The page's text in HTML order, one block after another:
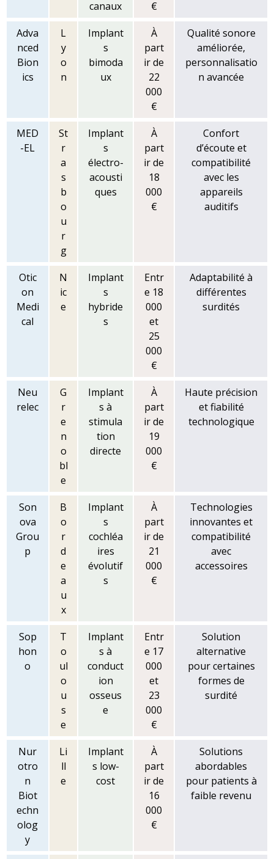
canaux
€
Adva
nced
Bion
ics
L
y
o
n
Implant
s
bimoda
ux
À
part
ir de
22
000
€
Qualité sonore
améliorée,
personnalisatio
n avancée
MED
-EL
St
r
a
s
b
o
u
r
g
Implant
s
électro-
acousti
ques
À
part
ir de
18
000
€
Confort
d’écoute et
compatibilité
avec les
appareils
auditifs
Otic
on
Medi
cal
N
ic
e
Implant
s
hybride
s
Entr
e 18
000
et
25
000
€
Adaptabilité à
différentes
surdités
Neu
relec
G
r
e
n
o
bl
e
Implant
s à
stimula
tion
directe
À
part
ir de
19
000
€
Haute précision
et fiabilité
technologique
Son
ova
Grou
p
B
o
r
d
e
a
u
x
Implant
s
cochléa
ires
évolutif
s
À
part
ir de
21
000
€
Technologies
innovantes et
compatibilité
avec
accessoires
Sop
hon
o
T
o
ul
o
u
s
e
Implant
s à
conduct
ion
osseus
e
Entr
e 17
000
et
23
000
€
Solution
alternative
pour certaines
formes de
surdité
Nur
otro
n
Biot
echn
olog
y
Li
ll
e
Implant
s low-
cost
À
part
ir de
16
000
€
Solutions
abordables
pour patients à
faible revenu